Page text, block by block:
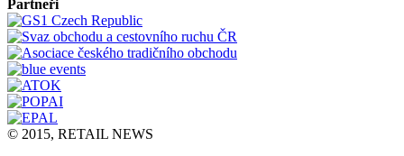
Partneři
© 2015, RETAIL NEWS